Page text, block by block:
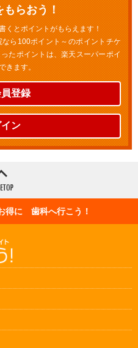
もらおう！
くとポイントがもらえます！
ら100ポイント～のポイントチケ
たポイントは、楽天スーパーポイ
きます。
登録
イン
得に 歯科へ行こう！